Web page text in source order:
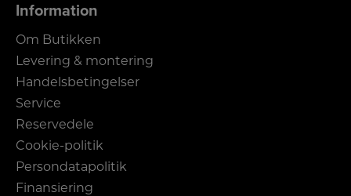
Information
Om Butikken
Levering & montering
Handelsbetingelser
Service
Reservedele
Cookie-politik
Persondatapolitik
Finansiering